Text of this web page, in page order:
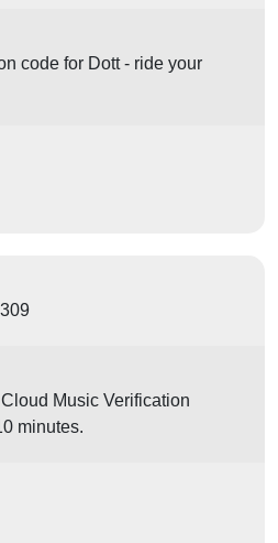
code for Dott - ride your
Music Verification
minutes.